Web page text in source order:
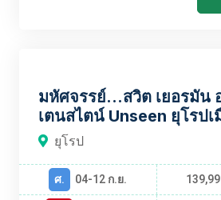
มหัศจรรย์...สวิต เยอรมัน
เตนสไตน์ Unseen ยุโรปเ
ยุโรป
ศ. 04-12 ก.ย.